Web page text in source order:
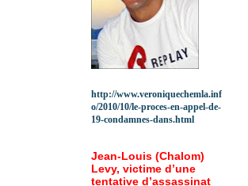
http://www.veroniquechemla.inf
o/2010/10/le-proces-en-appel-de-
19-condamnes-dans.html
Jean-Louis (Chalom)
Levy, victime d’une
tentative d’assassinat